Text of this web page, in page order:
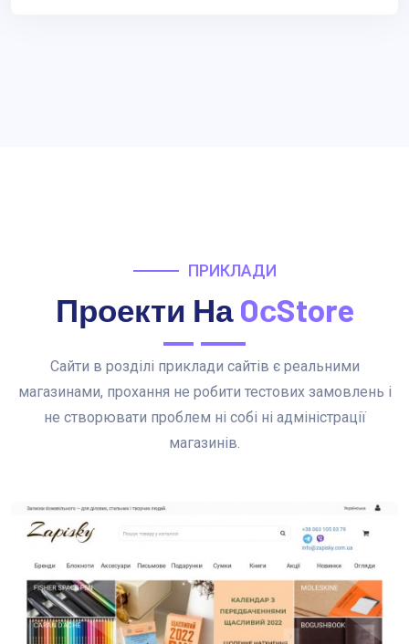
ПРИКЛАДИ
Проекти НаOсStore
Сайти в розділі приклади сайтів є реальними
магазинами, прохання не робити тестових замовлень і
не створювати проблем ні собі ні адміністрації
магазинів.